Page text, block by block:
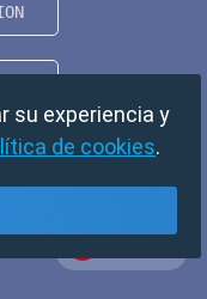
su experiencia y
de cookies.